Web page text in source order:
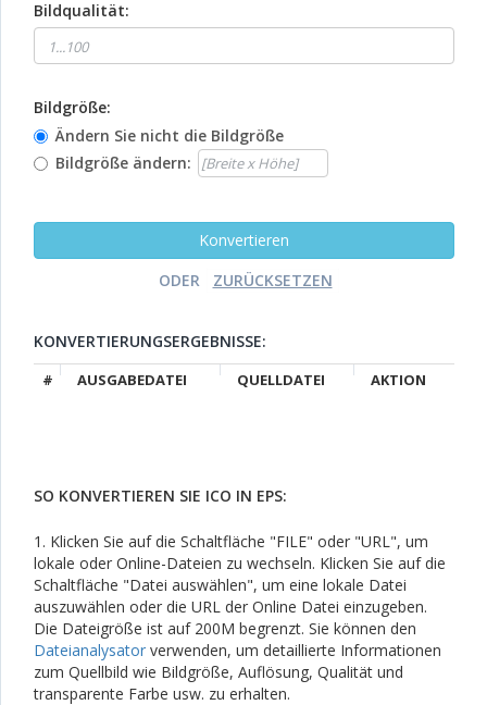
Bildqualität:
Bildgröße:
Ändern Sie nicht die Bildgröße
Bildgröße ändern:
ODER
KONVERTIERUNGSERGEBNISSE:
# AUSGABEDATEI QUELLDATEI AKTION
SO KONVERTIEREN SIE ICO IN EPS:
1. Klicken Sie auf die Schaltfläche "FILE" oder "URL", um
lokale oder Online-Dateien zu wechseln. Klicken Sie auf die
Schaltfläche "Datei auswählen", um eine lokale Datei
auszuwählen oder die URL der Online Datei einzugeben.
Die Dateigröße ist auf 200M begrenzt. Sie können den
Dateianalysator verwenden, um detaillierte Informationen
zum Quellbild wie Bildgröße, Auflösung, Qualität und
transparente Farbe usw. zu erhalten.